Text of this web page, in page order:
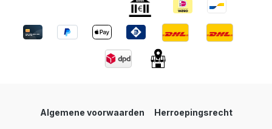
Algemene voorwaarden Herroepingsrecht